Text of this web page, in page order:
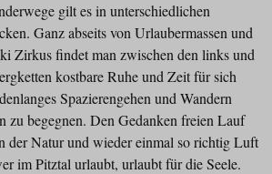
gilt es in unterschiedlichen
Ganz abseits von Urlaubermassen und
Zirkus findet man zwischen den links und
kostbare Ruhe und Zeit für sich
Spazierengehen und Wandern
zu begegnen. Den Gedanken freien Lauf
der Natur und wieder einmal so richtig Luft
im Pitztal urlaubt, urlaubt für die Seele.